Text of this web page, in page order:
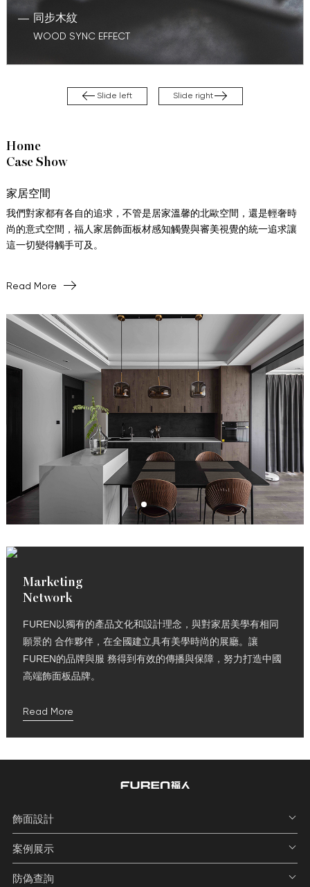
同步木紋
WOOD SYNC EFFECT
Slide left Slide right
Home
Case Show
家居空間
我們對家都有各自的追求，不管是居家溫馨的北歐空間，還是輕奢時
尚的意式空間，福人家居飾面板材感知觸覺與審美視覺的統一追求讓
這一切變得觸手可及。
Read More
Marketing
Network
FUREN以獨有的產品文化和設計理念，與對家居美學有相同
願景的 合作夥伴，在全國建立具有美學時尚的展廳。讓
FUREN的品牌與服 務得到有效的傳播與保障，努力打造中國
高端飾面板品牌。
Read More
飾面設計
案例展示
防偽查詢